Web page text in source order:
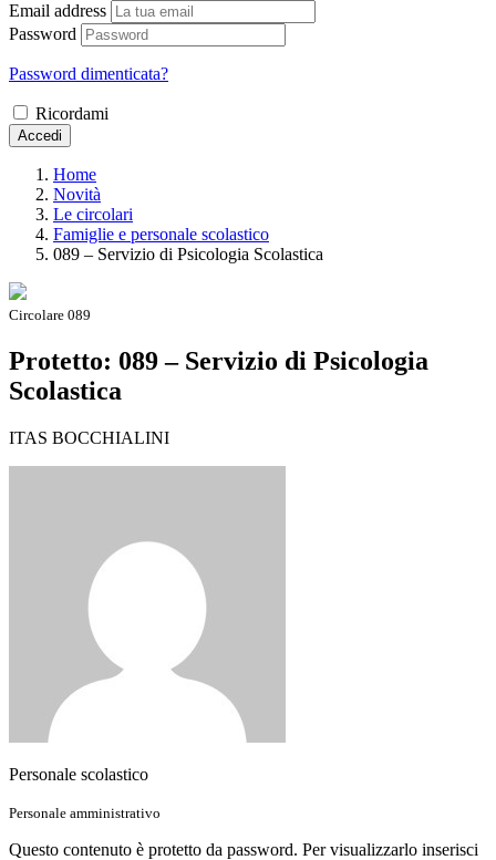
Email address
Password
Password dimenticata?
Ricordami
Accedi
Home
Novità
Le circolari
Famiglie e personale scolastico
089 – Servizio di Psicologia Scolastica
Circolare 089
Protetto: 089 – Servizio di Psicologia
Scolastica
ITAS BOCCHIALINI
Personale scolastico
Personale amministrativo
Questo contenuto è protetto da password. Per visualizzarlo inserisci